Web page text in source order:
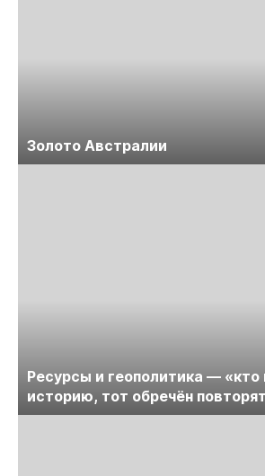
Золото Австралии
Ресурсы и геополитика — «кто
историю, тот обречён